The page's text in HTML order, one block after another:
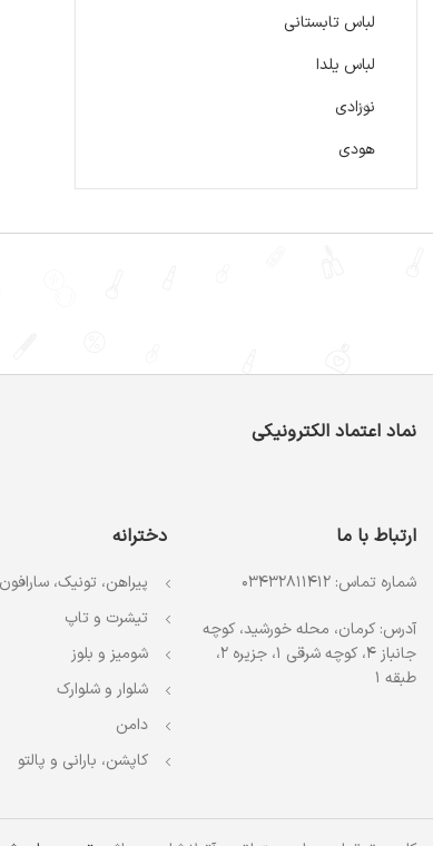
لباس تابستانی
لباس یلدا
نوزادی
هودی
نماد اعتماد الکترونیکی
ارتباط با ما
شماره تماس: 03432811412
آدرس: کرمان، محله خورشید، کوچه
جانباز 4، کوچه شرقی 1، جزیره 2،
طبقه 1
دخترانه
پیراهن، تونیک، سارافون
تیشرت و تاپ
شومیز و بلوز
شلوار و شلوارک
دامن
کاپشن، بارانی و پالتو